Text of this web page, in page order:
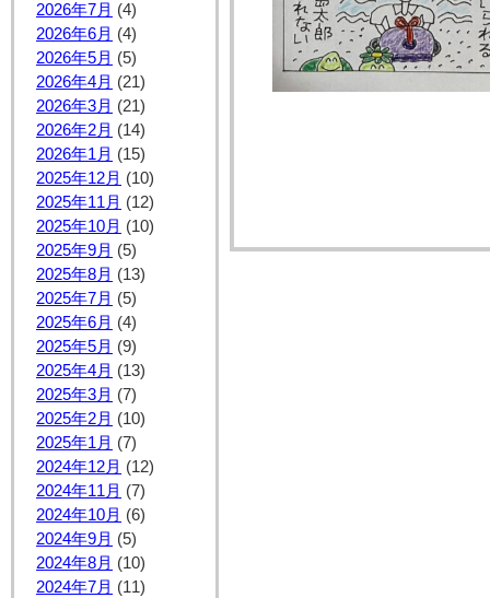
2026年7月 (4)
2026年6月 (4)
2026年5月 (5)
2026年4月 (21)
2026年3月 (21)
2026年2月 (14)
2026年1月 (15)
2025年12月 (10)
2025年11月 (12)
2025年10月 (10)
2025年9月 (5)
2025年8月 (13)
2025年7月 (5)
2025年6月 (4)
2025年5月 (9)
2025年4月 (13)
2025年3月 (7)
2025年2月 (10)
2025年1月 (7)
2024年12月 (12)
2024年11月 (7)
2024年10月 (6)
2024年9月 (5)
2024年8月 (10)
2024年7月 (11)